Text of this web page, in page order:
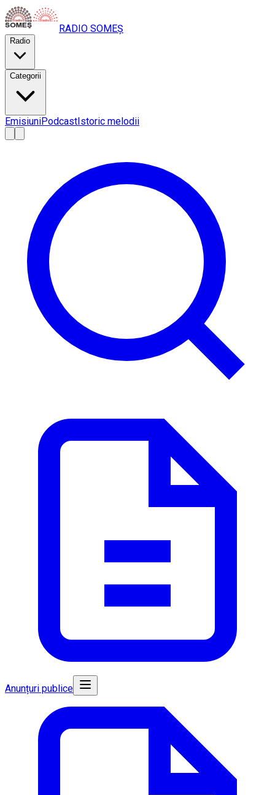
RADIO SOMEȘ
Radio
Categorii
EmisiuniPodcastIstoric melodii
AA
Anunțuri publice